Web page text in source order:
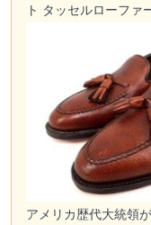
ト タッセルローファ
アメリカ歴代大統領